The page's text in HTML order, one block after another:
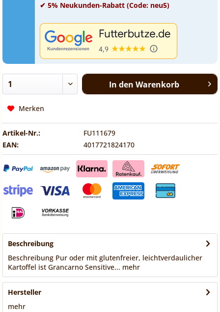
✔ 5% Neukunden-Rabatt (Code: neu5)
In den Warenkorb
Merken
Artikel-Nr.:
FU111679
EAN:
4017721824170
Beschreibung
Beschreibung Pur oder mit glutenfreier, leichtverdaulicher
Kartoffel ist Grancarno Sensitive... mehr
Hersteller
mehr